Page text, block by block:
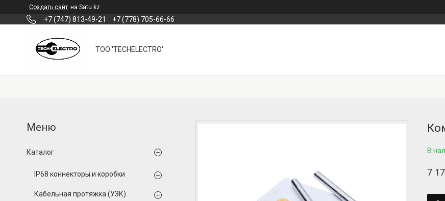
Создать сайт на Satu.kz
+7 (747) 813-49-21 +7 (778) 705-66-66
ТОО 'TECHELECTRO'
В
7
Каталог
IP68 коннекторы и коробки
Кабельная протяжка (УЗК)